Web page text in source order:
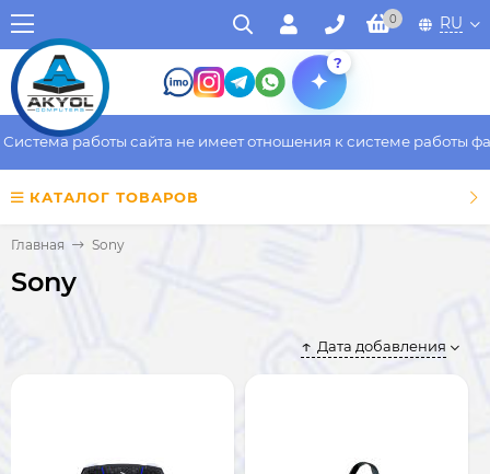
0 RU
?
работы сайта не имеет отношения к системе работы
КАТАЛОГ ТОВАРОВ
Главная Sony
Sony
Дата добавления